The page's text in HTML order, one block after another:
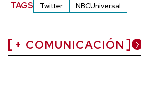
TAGS Twitter NBCUniversal
+ COMUNICACIÓN